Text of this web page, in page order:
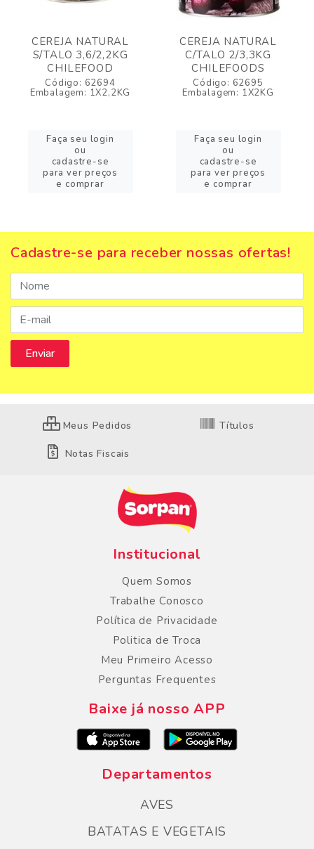
CEREJA NATURAL
S/TALO 3,6/2,2KG
CHILEFOOD
Código: 62694
Embalagem: 1X2,2KG
Faça seu login
ou
cadastre-se
para ver preços
e comprar
CEREJA NATURAL
C/TALO 2/3,3KG
CHILEFOODS
Código: 62695
Embalagem: 1X2KG
Faça seu login
ou
cadastre-se
para ver preços
e comprar
Cadastre-se para receber nossas ofertas!
Meus Pedidos Títulos
Notas Fiscais
Institucional
Quem Somos
Trabalhe Conosco
Política de Privacidade
Politica de Troca
Meu Primeiro Acesso
Perguntas Frequentes
Baixe já nosso APP
Departamentos
AVES
BATATAS E VEGETAIS